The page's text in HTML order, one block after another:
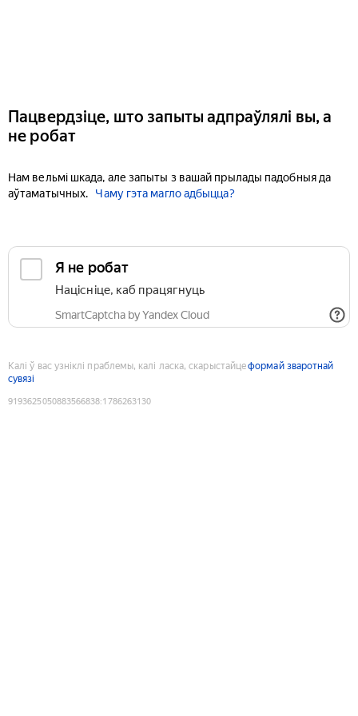
Пацвердзіце, што запыты адпраўлялі вы, а
не робат
Нам вельмі шкада, але запыты з вашай прылады падобныя да
аўтаматычных.
Чаму гэта магло адбыцца?
Я не робат
Націсніце, каб працягнуць
SmartCaptcha by Yandex Cloud
Калі ў вас узніклі праблемы, калі ласка, скарыстайцеформай зваротнай
сувязі
9193625050883566838:1786263130